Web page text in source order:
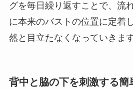
グを毎日繰り返すことで、流
に本来のバストの位置に定着
然と目立たなくなっていきます
背中と脇の下を刺激する簡